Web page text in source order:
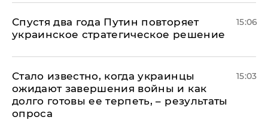
Спустя два года Путин повторяет
украинское стратегическое решение
15:06
Стало известно, когда украинцы
ожидают завершения войны и как
долго готовы ее терпеть, – результаты
опроса
15:03